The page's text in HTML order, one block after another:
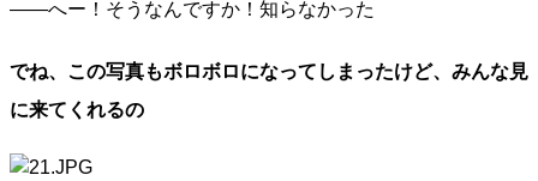
――へー！そうなんですか！知らなかった
でね、この写真もボロボロになってしまったけど、みんな見
に来てくれるの